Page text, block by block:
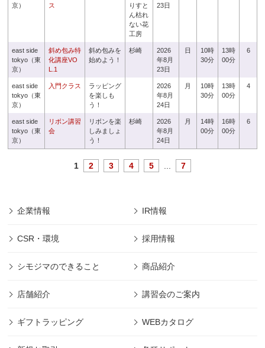
京）
ス
りすと
ん枯れ
ない花
工房
23日
east side
tokyo（東
京）
斜め包み特
化講座VO
L.1
斜め包みを
始めよう！
杉崎
2026
年8月
23日
日
10時
30分
13時
00分
6
east side
tokyo（東
京）
入門クラス
ラッピング
を楽しも
う！
2026
年8月
24日
月
10時
30分
13時
00分
4
east side
tokyo（東
京）
リボン講習
会
リボンを楽
しみましょ
う！
杉崎
2026
年8月
24日
月
14時
00分
16時
00分
6
1 2 3 4 5 7
企業情報 IR情報
CSR・環境 採用情報
シモジマのできること 商品紹介
店舗紹介 講習会のご案内
ギフトラッピング WEBカタログ